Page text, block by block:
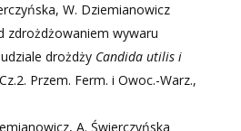
W. Dziemianowicz
zdrożdżowaniem wywaru
drożdży Candida utilis i
Cz.2. Przem. Ferm. i Owoc.-Warz.,
A. Świerczyńska